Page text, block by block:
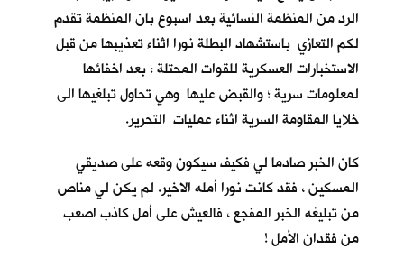
الرد من المنظمة النسائية بعد اسبوع بان المنظمة تقدم
لكم التعازي باستشهاد البطلة نورا اثناء تعذيبها من قبل
الاستخبارات العسكرية للقوات المحتلة ؛ بعد اخفائها
لمعلومات سرية ؛ والقبض عليها وهي تحاول تبلغيها الى
خلايا المقاومة السرية اثناء عمليات التحرير.
كان الخبر صادما لي فكيف سيكون وقعه على صديقي
المسكين ، فقد كانت نورا أمله الاخير. لم يكن لي مناص
من تبليغه الخبر المفجع ، فالعيش على أمل كاذب اصعب
من فقدان الأمل !